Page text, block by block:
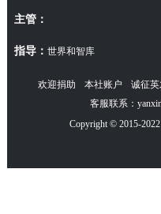
主管：
指导： 世界和智库
欢迎捐助 本社账户 诚征
客服联系：
Copyright © 2015-